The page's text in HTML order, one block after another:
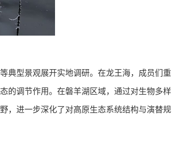
典型景观展开实地调研。在龙王海，成员们重
的调节作用。在磐羊湖区域，通过对生物多样
， 进一步深化了对高原生态系统结构与演替规